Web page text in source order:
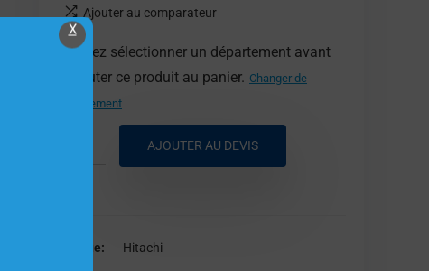
Ajouter au comparateur
Veuillez sélectionner un département avant
d'ajouter ce produit au panier. Changer de
département
AJOUTER AU DEVIS
Marque Hitachi
X